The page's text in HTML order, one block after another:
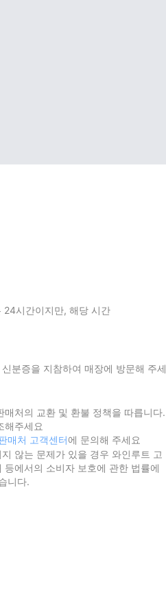
시간이지만, 해당 시간
분증을 지참하여 매장에 방문해 주세
처의 교환 및 환불 정책을 따릅니다.
해주세요
매처 고객센터에 문의해 주세요
않는 문제가 있을 경우 와인루트 고
에서의 소비자 보호에 관한 법률에
니다.